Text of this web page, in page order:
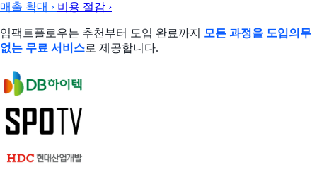
매출 확대 › 비용 절감 ›
임팩트플로우는 추천부터 도입 완료까지 모든 과정을 도입의무
없는 무료 서비스로 제공합니다.